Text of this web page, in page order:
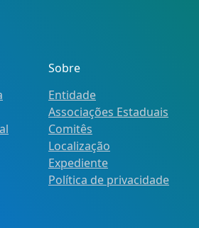
Sobre
Entidade
Associações Estaduais
Comitês
Localização
Expediente
Política de privacidade